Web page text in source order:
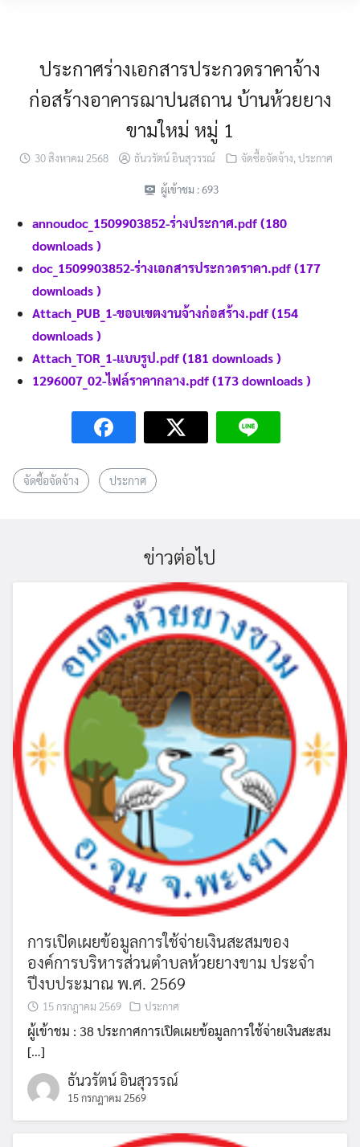
ประกาศร่างเอกสารประกวดราคาจ้าง
ก่อสร้างอาคารฌาปนสถาน บ้านห้วยยาง
ขามใหม่ หมู่ 1
30 สิงหาคม 2568 ธันวรัตน์ อินสุวรรณ์ จัดซื้อจัดจ้าง, ประกาศ
ผู้เข้าชม : 693
annoudoc_1509903852-ร่างประกาศ.pdf (180
downloads )
doc_1509903852-ร่างเอกสารประกวดราคา.pdf (177
downloads )
Attach_PUB_1-ขอบเขตงานจ้างก่อสร้าง.pdf (154
downloads )
Attach_TOR_1-แบบรูป.pdf (181 downloads )
1296007_02-ไฟล์ราคากลาง.pdf (173 downloads )
จัดซื้อจัดจ้าง ประกาศ
ข่าวต่อไป
การเปิดเผยข้อมูลการใช้จ่ายเงินสะสมของ
องค์การบริหารส่วนตำบลห้วยยางขาม ประจำ
ปีงบประมาณ พ.ศ. 2569
15 กรกฎาคม 2569 ประกาศ
ผู้เข้าชม : 38 ประกาศการเปิดเผยข้อมูลการใช้จ่ายเงินสะสม
[…]
ธันวรัตน์ อินสุวรรณ์
15 กรกฎาคม 2569